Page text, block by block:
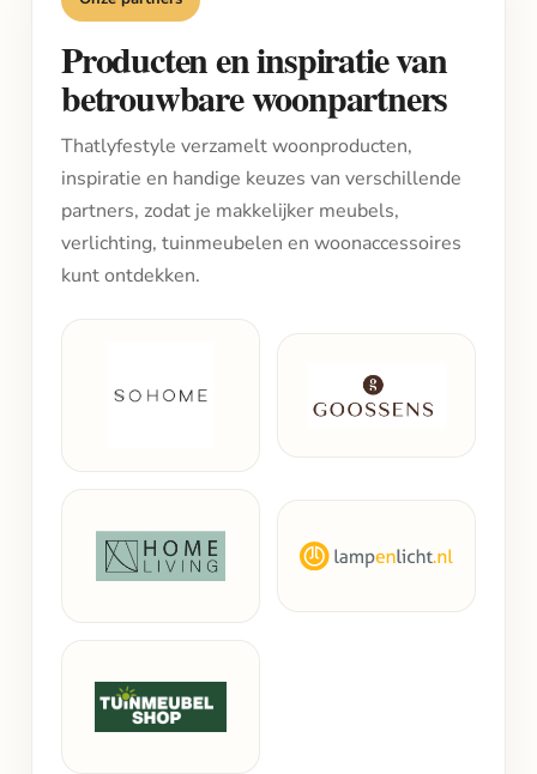
Producten en inspiratie van
betrouwbare woonpartners
Thatlyfestyle verzamelt woonproducten,
inspiratie en handige keuzes van verschillende
partners, zodat je makkelijker meubels,
verlichting, tuinmeubelen en woonaccessoires
kunt ontdekken.